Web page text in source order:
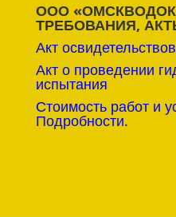
ООО
ТРЕБОВАНИЯ,
Акт
Акт о проведении
испытания
Стоимость работ и
Подробности.